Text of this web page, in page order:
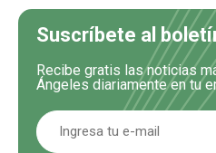
Suscríbete al
Recibe gratis las noticias
Ángeles diariamente en tu